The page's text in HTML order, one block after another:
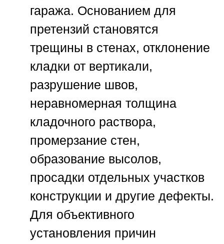
гаража. Основанием для
претензий становятся
трещины в стенах, отклонение
кладки от вертикали,
разрушение швов,
неравномерная толщина
кладочного раствора,
промерзание стен,
образование высолов,
просадки отдельных участков
конструкции и другие дефекты.
Для объективного
установления причин